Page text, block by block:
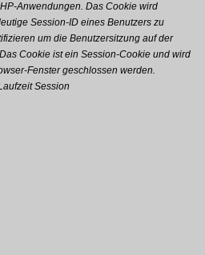
Anwendungen. Das Cookie wird
Session-ID eines Benutzers zu
um die Benutzersitzung auf der
Cookie ist ein Session-Cookie und wird
Fenster geschlossen werden.
Session